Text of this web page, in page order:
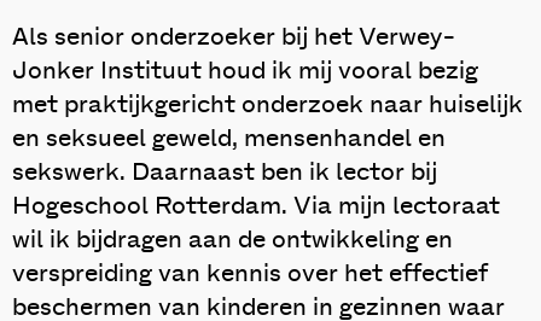
Als senior onderzoeker bij het Verwey-
Jonker Instituut houd ik mij vooral bezig
met praktijkgericht onderzoek naar huiselijk
en seksueel geweld, mensenhandel en
sekswerk. Daarnaast ben ik lector bij
Hogeschool Rotterdam. Via mijn lectoraat
wil ik bijdragen aan de ontwikkeling en
verspreiding van kennis over het effectief
beschermen van kinderen in gezinnen waar